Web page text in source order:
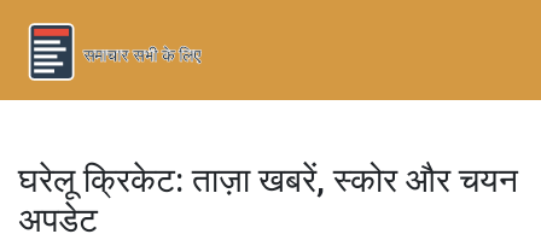
घरेलू क्रिकेट: ताज़ा खबरें, स्कोर और चयन
अपडेट